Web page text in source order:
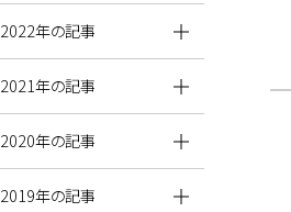
2022年の記事
2021年の記事
2020年の記事
2019年の記事